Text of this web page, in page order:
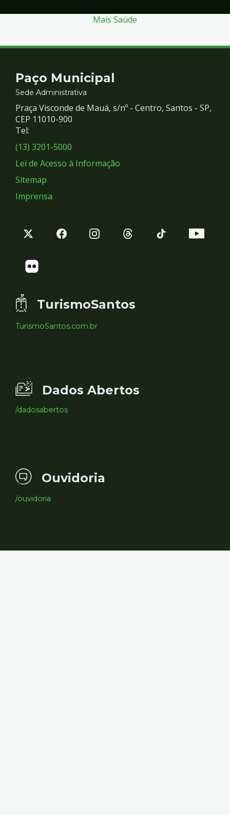
Mais Saúde
Contato
e
Redes
Sociais
Paço Municipal
Sede Administrativa
Praça Visconde de Mauá, s/nº - Centro, Santos - SP,
CEP 11010-900
Tel:
(13) 3201-5000
Lei de Acesso à Informação
Sitemap
Imprensa
TurismoSantos
TurismoSantos.com.br
Dados Abertos
/dadosabertos
Ouvidoria
/ouvidoria